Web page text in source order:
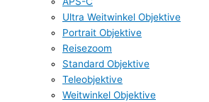
Ultra Weitwinkel Objektive
Portrait Objektive
Reisezoom
Standard Objektive
Teleobjektive
Weitwinkel Objektive